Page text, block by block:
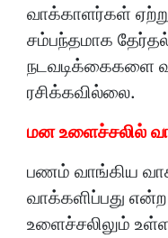
வாக்காளர்கள்
சம்பந்தமாக
நடவடிக்கைகளை
ரசிக்கவில்லை.
மன உளைச்சலில்
பணம் வாங்கிய
வாக்களிப்பது
உளைச்சலிலும்